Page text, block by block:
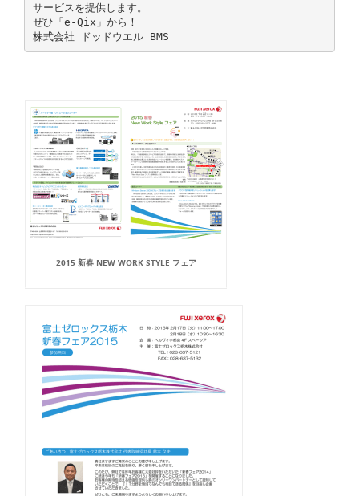
サービスを提供します。
ぜひ「e-Qix」から！
2015 新春 NEW WORK STYLE フェア